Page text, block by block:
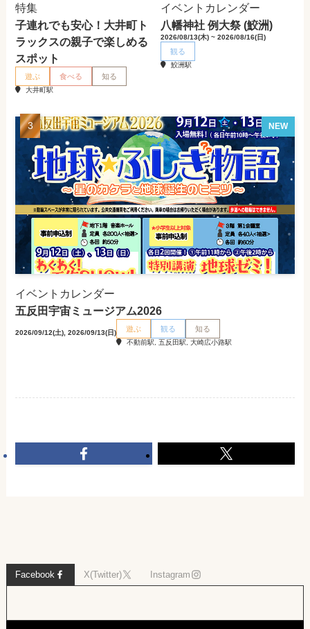
特集
子連れでも安心！大井町ト
ラックスの親子で楽しめる
スポット
遊ぶ 食べる 知る
大井町駅
イベントカレンダー
八幡神社 例大祭 (鮫洲)
2026/08/13(木) ~ 2026/08/16(日)
観る
鮫洲駅
NEW
イベントカレンダー
五反田宇宙ミュージアム2026
2026/09/12(土), 2026/09/13(日) 遊ぶ 観る 知る
不動前駅, 五反田駅, 大崎広小路駅
Facebook X(Twitter) Instagram